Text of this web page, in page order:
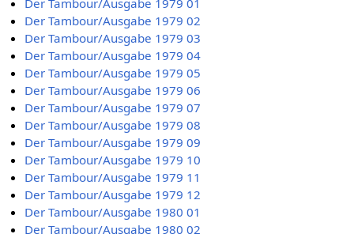
Der Tambour/Ausgabe 1979 02
Der Tambour/Ausgabe 1979 03
Der Tambour/Ausgabe 1979 04
Der Tambour/Ausgabe 1979 05
Der Tambour/Ausgabe 1979 06
Der Tambour/Ausgabe 1979 07
Der Tambour/Ausgabe 1979 08
Der Tambour/Ausgabe 1979 09
Der Tambour/Ausgabe 1979 10
Der Tambour/Ausgabe 1979 11
Der Tambour/Ausgabe 1979 12
Der Tambour/Ausgabe 1980 01
Der Tambour/Ausgabe 1980 02